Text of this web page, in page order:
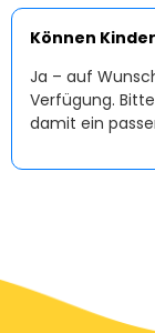
Können
Ja – auf
Verfügung.
damit ein